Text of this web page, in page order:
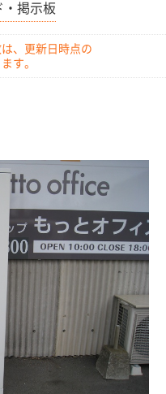
・掲示板
、更新日時点の
す。